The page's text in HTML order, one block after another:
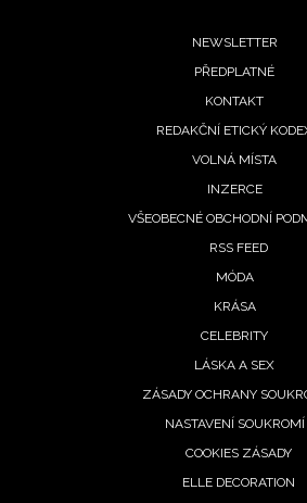
NEWSLETTER
PŘEDPLATNÉ
KONTAKT
REDAKČNÍ ETICKÝ
VOLNÁ MÍSTA
INZERCE
VŠEOBECNÉ OBCHODNÍ
RSS FEED
MÓDA
KRÁSA
CELEBRITY
LÁSKA A SEX
ZÁSADY OCHRANY
NASTAVENÍ SOUKROMÍ
COOKIES ZÁSADY
ELLE DECORATION